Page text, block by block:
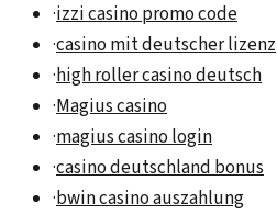
·izzi casino promo code
·casino mit deutscher lizenz
·high roller casino deutsch
·Magius casino
·magius casino login
·casino deutschland bonus
·bwin casino auszahlung